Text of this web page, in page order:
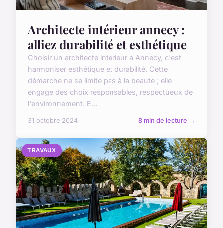
Architecte intérieur annecy :
alliez durabilité et esthétique
Choisir un architecte intérieur à Annecy, c'est
harmoniser esthétique et durabilité. Cette
démarche ne se limite pas à la beauté ; elle
engage des choix responsables, respectueux de
l'environnement. E...
31 octobre 2024 8 min de lecture →
TRAVAUX